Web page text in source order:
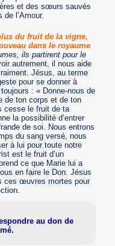
et des sœurs sauvés
l’Amour.
du fruit de la vigne,
dans le royaume
ils partirent pour le
autrement, il nous aide
Jésus, au terme
pour se donner à
: « Donne-nous de
de ton corps et de ton
cesse le fruit de ta
la possibilité d’entrer
de soi. Nous entrons
du sang versé, nous
à lui pour toute notre
est le fruit d’un
ce que Marie lui a
en faire le Don. Jésus
ces œuvres mortes pour
au don de